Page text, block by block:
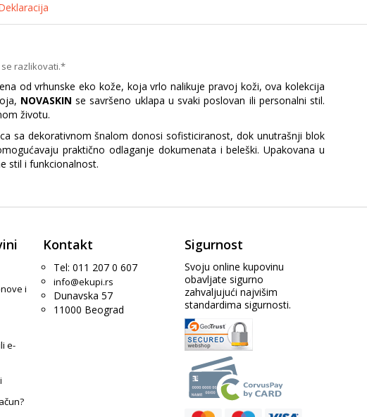
razlikovati.*
od vrhunske eko kože, koja vrlo nalikuje pravoj koži, ova kolekcija
NOVASKIN se savršeno uklapa u svaki poslovan ili personalni stil.
životu.
sa dekorativnom šnalom donosi sofisticiranost, dok unutrašnji blok
praktično odlaganje dokumenata i beleški. Upakovana u
stil i funkcionalnost.
i
e-
Kontakt
Tel: 011 207 0 607
info@ekupi.rs
Dunavska 57
11000 Beograd
Sigurnost
Svoju online kupovinu
obavljate sigurno
zahvaljujući najvišim
standardima sigurnosti.